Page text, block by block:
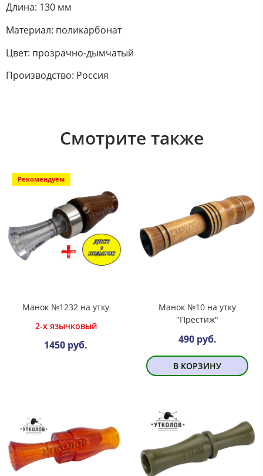
Длина: 130 мм
Материал: поликарбонат
Цвет: прозрачно-дымчатый
Производство: Россия
Смотрите также
Рекомендуем
Манок №1232 на утку
2-х язычковый
1450 руб.
Манок №10 на утку
"Престиж"
490 руб.
В КОРЗИНУ